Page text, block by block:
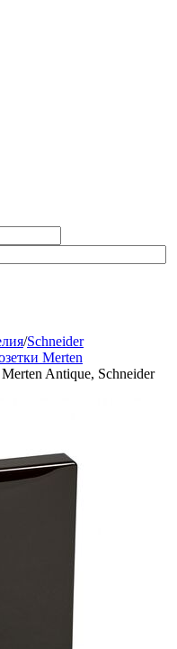
/Schneider
Merten
Antique, Schneider